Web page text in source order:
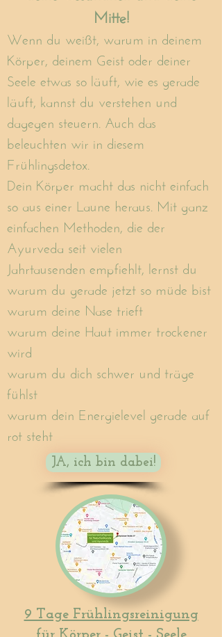
Mitte!
Wenn du weißt, warum in deinem
Körper, deinem Geist oder deiner
Seele etwas so läuft, wie es gerade
läuft, kannst du verstehen und
dagegen steuern. Auch das
beleuchten wir in diesem
Frühlingsdetox.
Dein Körper macht das nicht einfach
so aus einer Laune heraus. Mit ganz
einfachen Methoden, die der
Ayurveda seit vielen
Jahrtausenden empfiehlt, lernst du
warum du gerade jetzt so müde bist
warum deine Nase trieft
warum deine Haut immer trockener
wird
warum du dich schwer und träge
fühlst
warum dein Energielevel gerade auf
rot steht
JA, ich bin dabei!
9 Tage Frühlingsreinigung